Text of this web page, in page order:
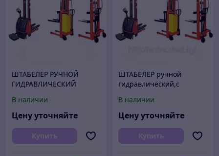
ШТАБЕЛЕР РУЧНОЙ
ГИДРАВЛИЧЕСКИЙ
В наличии
Цену уточняйте
Купить
ШТАБЕЛЕР ручной
гидравлический,с
ческий
В наличии
Цену уточняйте
Купить